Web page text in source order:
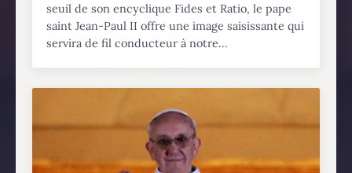
seuil de son encyclique Fides et Ratio, le pape
saint Jean-Paul II offre une image saisissante qui
servira de fil conducteur à notre...